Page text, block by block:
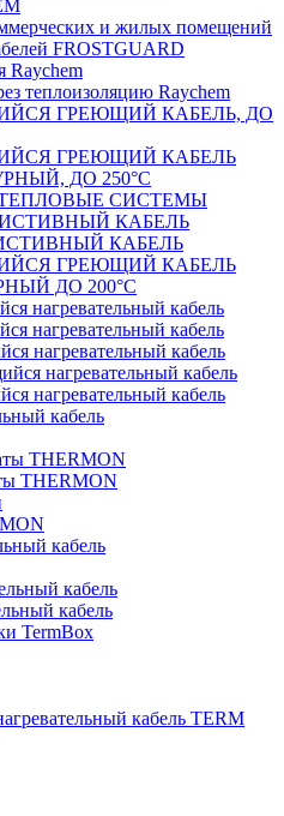
и жилых помещений
FROSTGUARD
Raychem
теплоизоляцию Raychem
ГРЕЮЩИЙ КАБЕЛЬ, ДО
ГРЕЮЩИЙ КАБЕЛЬ
ДО 250°С
СИСТЕМЫ
КАБЕЛЬ
КАБЕЛЬ
ГРЕЮЩИЙ КАБЕЛЬ
ДО 200°С
нагревательный кабель
нагревательный кабель
нагревательный кабель
нагревательный кабель
нагревательный кабель
кабель
THERMON
THERMON
кабель
кабель
кабель
TermBox
кабель TERM